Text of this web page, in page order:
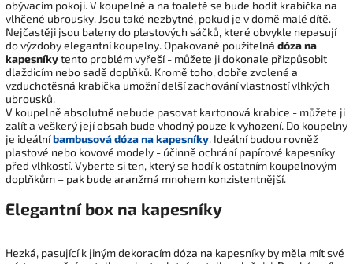
obývacím pokoji. V koupelně a na toaletě se bude hodit krabička na
vlhčené ubrousky. Jsou také nezbytné, pokud je v domě malé dítě.
Nejčastěji jsou baleny do plastových sáčků, které obvykle nepasují
do výzdoby elegantní koupelny. Opakovaně použitelná dóza na
kapesníkytento problém vyřeší - můžete ji dokonale přizpůsobit
dlaždicím nebo sadě doplňků. Kromě toho, dobře zvolené a
vzduchotěsná krabička umožní delší zachování vlastností vlhkých
ubrousků.
V koupelně absolutně nebude pasovat kartonová krabice - můžete ji
zalít a veškerý její obsah bude vhodný pouze k vyhození. Do koupelny
je ideálníbambusová dóza na kapesníky. Ideální budou rovněž
plastové nebo kovové modely - účinně ochrání papírové kapesníky
před vlhkostí. Vyberte si ten, který se hodí k ostatním koupelnovým
doplňkům – pak bude aranžmá mnohem konzistentnější.
Elegantní box na kapesníky
Hezká, pasující k jiným dekoracím dóza na kapesníky by měla mít své